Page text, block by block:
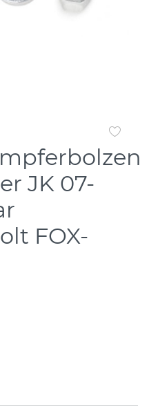
JK 07-
FOX-